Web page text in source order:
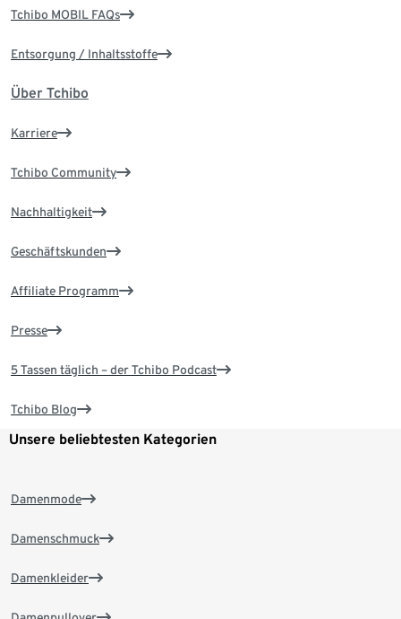
Tchibo MOBIL FAQs
Entsorgung / Inhaltsstoffe
Über Tchibo
Karriere
Tchibo Community
Nachhaltigkeit
Geschäftskunden
Affiliate Programm
Presse
5 Tassen täglich – der Tchibo Podcast
Tchibo Blog
Unsere beliebtesten Kategorien
Damenmode
Damenschmuck
Damenkleider